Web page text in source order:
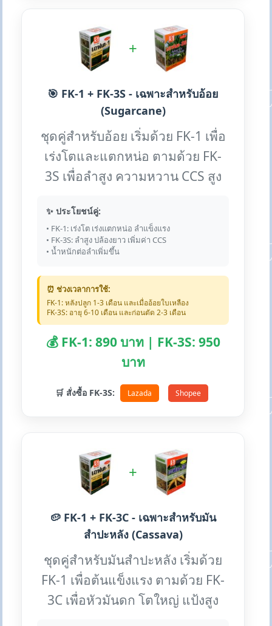
+
🎯 FK-1 + FK-3S - เฉพาะสำหรับอ้อย
(Sugarcane)
ชุดคู่สำหรับอ้อย เริ่มด้วย FK-1 เพื่อ
เร่งโตและแตกหน่อ ตามด้วย FK-
3S เพื่อลำสูง ความหวาน CCS สูง
✨ ประโยชน์คู่:
• FK-1: เร่งโต เร่งแตกหน่อ ลำแข็งแรง
• FK-3S: ลำสูง ปล้องยาว เพิ่มค่า CCS
• น้ำหนักต่อลำเพิ่มขึ้น
⏰ ช่วงเวลาการใช้:
FK-1: หลังปลูก 1-3 เดือน และเมื่ออ้อยใบเหลือง
FK-3S: อายุ 6-10 เดือน และก่อนตัด 2-3 เดือน
💰 FK-1: 890 บาท | FK-3S: 950
บาท
🛒 สั่งซื้อ FK-3S: Lazada Shopee
+
🥔 FK-1 + FK-3C - เฉพาะสำหรับมัน
สำปะหลัง (Cassava)
ชุดคู่สำหรับมันสำปะหลัง เริ่มด้วย
FK-1 เพื่อต้นแข็งแรง ตามด้วย FK-
3C เพื่อหัวมันดก โตใหญ่ แป้งสูง